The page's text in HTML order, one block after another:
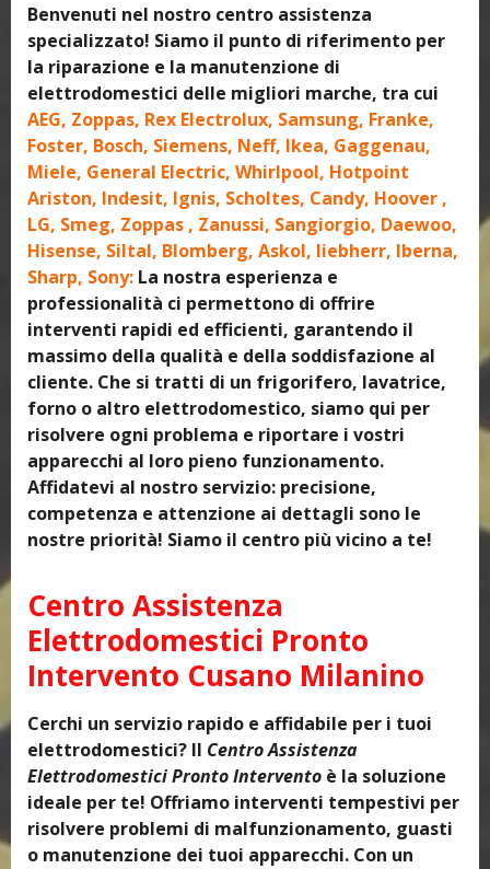
Benvenuti nel nostro centro assistenza
specializzato! Siamo il punto di riferimento per
la riparazione e la manutenzione di
elettrodomestici delle migliori marche, tra cui
AEG, Zoppas, Rex Electrolux, Samsung, Franke,
Foster, Bosch, Siemens, Neff, Ikea, Gaggenau,
Miele, General Electric, Whirlpool, Hotpoint
Ariston, Indesit, Ignis, Scholtes, Candy, Hoover ,
LG, Smeg, Zoppas , Zanussi, Sangiorgio, Daewoo,
Hisense, Siltal, Blomberg, Askol, liebherr, Iberna,
Sharp, Sony: La nostra esperienza e
professionalità ci permettono di offrire
interventi rapidi ed efficienti, garantendo il
massimo della qualità e della soddisfazione al
cliente. Che si tratti di un frigorifero, lavatrice,
forno o altro elettrodomestico, siamo qui per
risolvere ogni problema e riportare i vostri
apparecchi al loro pieno funzionamento.
Affidatevi al nostro servizio: precisione,
competenza e attenzione ai dettagli sono le
nostre priorità! Siamo il centro più vicino a te!
Centro Assistenza
Elettrodomestici Pronto
Intervento Cusano Milanino
Cerchi un servizio rapido e affidabile per i tuoi
elettrodomestici? Il Centro Assistenza
Elettrodomestici Pronto Intervento è la soluzione
ideale per te! Offriamo interventi tempestivi per
risolvere problemi di malfunzionamento, guasti
o manutenzione dei tuoi apparecchi. Con un